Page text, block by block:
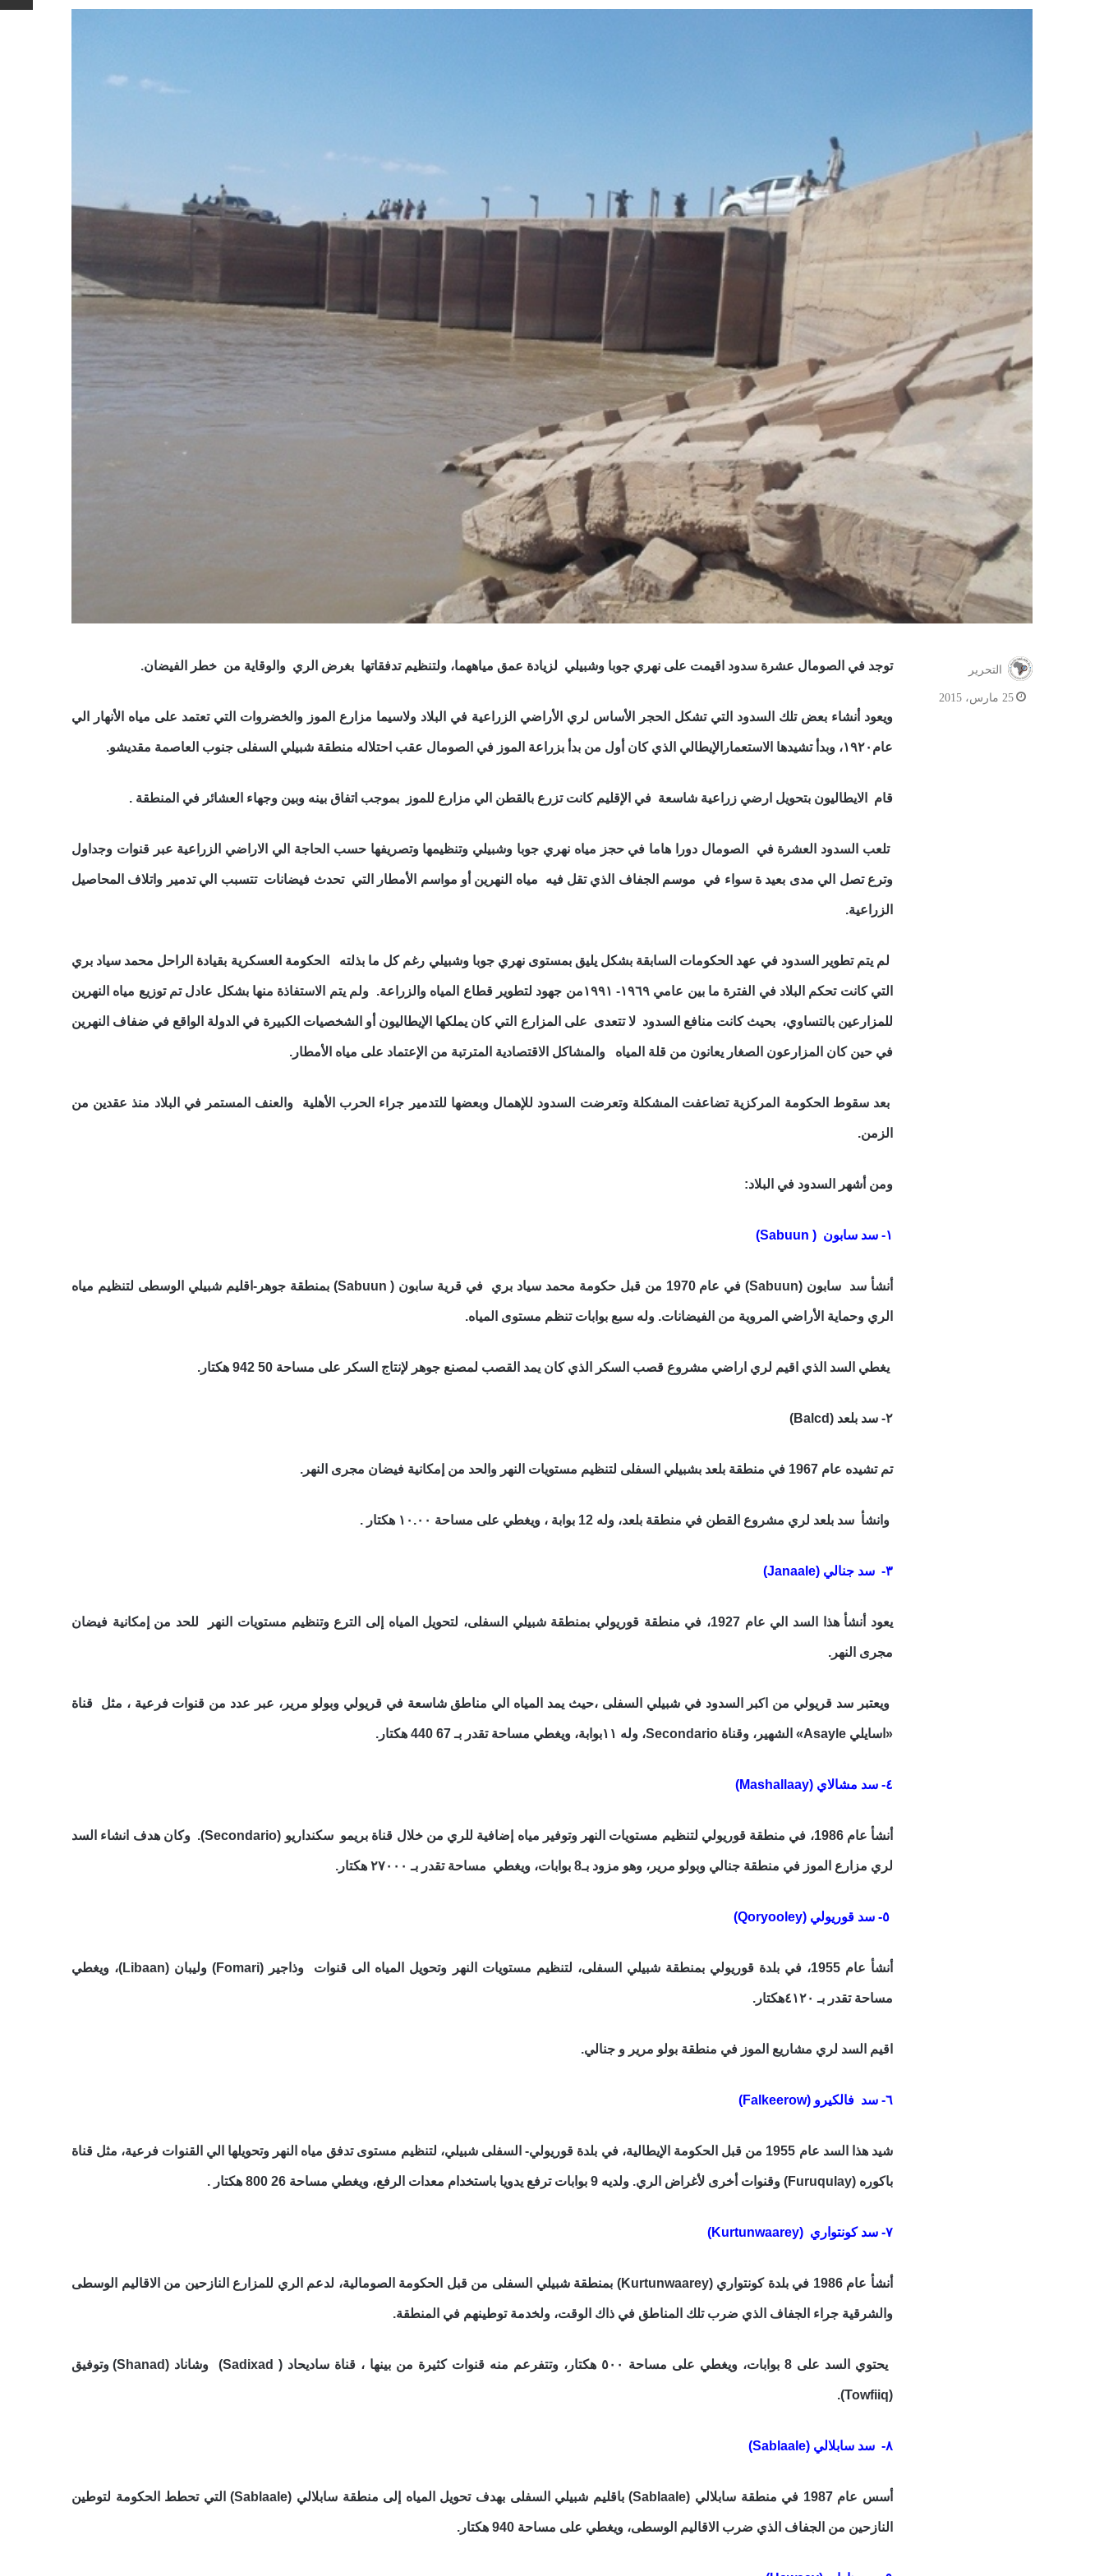
توجد في الصومال عشرة سدود اقيمت على نهري جوبا وشبيلي لزيادة عمق مياههما، ولتنظيم تدفقاتها بغرض الري والوقاية من خطر الفيضان.
ويعود أنشاء بعض تلك السدود التي تشكل الحجر الأساس لري الأراضي الزراعية في البلاد ولاسيما مزارع الموز والخضروات التي تعتمد على مياه الأنهار الي
عام١٩٢٠، وبدأ تشيدها الاستعمارالإيطالي الذي كان أول من بدأ بزراعة الموز في الصومال عقب احتلاله منطقة شبيلي السفلى جنوب العاصمة مقديشو.
قام الايطاليون بتحويل ارضي زراعية شاسعة في الإقليم كانت تزرع بالقطن الي مزارع للموز بموجب اتفاق بينه وبين وجهاء العشائر في المنطقة .
تلعب السدود العشرة في الصومال دورا هاما في حجز مياه نهري جوبا وشبيلي وتنظيمها وتصريفها حسب الحاجة الي الاراضي الزراعية عبر قنوات وجداول
وترع تصل الي مدى بعيد ة سواء في موسم الجفاف الذي تقل فيه مياه النهرين أو مواسم الأمطار التي تحدث فيضانات تتسبب الي تدمير واتلاف المحاصيل
الزراعية.
لم يتم تطوير السدود في عهد الحكومات السابقة بشكل يليق بمستوى نهري جوبا وشبيلي رغم كل ما بذلته الحكومة العسكرية بقيادة الراحل محمد سياد بري
التي كانت تحكم البلاد في الفترة ما بين عامي ١٩٦٩- ١٩٩١من جهود لتطوير قطاع المياه والزراعة. ولم يتم الاستفاذة منها بشكل عادل تم توزيع مياه النهرين
للمزارعين بالتساوي، بحيث كانت منافع السدود لا تتعدى على المزارع التي كان يملكها الإيطاليون أو الشخصيات الكبيرة في الدولة الواقع في ضفاف النهرين
في حين كان المزارعون الصغار يعانون من قلة المياه والمشاكل الاقتصادية المترتبة من الإعتماد على مياه الأمطار.
بعد سقوط الحكومة المركزية تضاعفت المشكلة وتعرضت السدود للإهمال وبعضها للتدمير جراء الحرب الأهلية والعنف المستمر في البلاد منذ عقدين من
الزمن.
ومن أشهر السدود في البلاد:
١- سد سابون ( Sabuun)
أنشأ سد سابون (Sabuun) في عام 1970 من قبل حكومة محمد سياد بري في قرية سابون ( Sabuun) بمنطقة جوهر-اقليم شبيلي الوسطى لتنظيم مياه
الري وحماية الأراضي المروية من الفيضانات. وله سبع بوابات تنظم مستوى المياه.
يغطي السد الذي اقيم لري اراضي مشروع قصب السكر الذي كان يمد القصب لمصنع جوهر لإنتاج السكر على مساحة 50 942 هكتار.
٢- سد بلعد (Balcd)
تم تشيده عام 1967 في منطقة بلعد بشبيلي السفلى لتنظيم مستويات النهر والحد من إمكانية فيضان مجرى النهر.
وانشأ سد بلعد لري مشروع القطن في منطقة بلعد، وله 12 بوابة ، ويغطي على مساحة ١٠.٠٠ هكتار .
٣- سد جنالي (Janaale)
يعود أنشأ هذا السد الي عام 1927، في منطقة قوريولي بمنطقة شبيلي السفلى، لتحويل المياه إلى الترع وتنظيم مستويات النهر للحد من إمكانية فيضان
مجرى النهر.
ويعتبر سد قريولي من اكبر السدود في شبيلي السفلى ،حيث يمد المياه الي مناطق شاسعة في قريولي وبولو مرير، عبر عدد من قنوات فرعية ، مثل قناة
«اسايلي Asayle» الشهير، وقناة Secondario، وله ١١بوابة، ويغطي مساحة تقدر بـ 67 440 هكتار.
٤- سد مشالاي (Mashallaay)
أنشأ عام 1986، في منطقة قوريولي لتنظيم مستويات النهر وتوفير مياه إضافية للري من خلال قناة بريمو سكنداريو (Secondario). وكان هدف انشاء السد
لري مزارع الموز في منطقة جنالي وبولو مرير، وهو مزود بـ8 بوابات، ويغطي مساحة تقدر بـ ٢٧٠٠٠ هكتار.
أنشأ عام 1955، في بلدة قوريولي بمنطقة شبيلي السفلى، لتنظيم مستويات النهر وتحويل المياه الى قنوات وذاجير (Fomari) وليبان (Libaan)، ويغطي
مساحة تقدر بـ ٤١٢٠هكتار.
اقيم السد لري مشاريع الموز في منطقة بولو مرير و جنالي.
٦- سد فالكيرو (Falkeerow)
شيد هذا السد عام 1955 من قبل الحكومة الإيطالية، في بلدة قوريولي- السفلى شبيلي، لتنظيم مستوى تدفق مياه النهر وتحويلها الي القنوات فرعية، مثل قناة
باكوره (Furuqulay) وقنوات أخرى لأغراض الري. ولديه 9 بوابات ترفع يدويا باستخدام معدات الرفع، ويغطي مساحة 26 800 هكتار .
٧- سد كونتواري (Kurtunwaarey)
أنشأ عام 1986 في بلدة كونتواري (Kurtunwaarey) بمنطقة شبيلي السفلى من قبل الحكومة الصومالية، لدعم الري للمزارع النازحين من الاقاليم الوسطى
والشرقية جراء الجفاف الذي ضرب تلك المناطق في ذاك الوقت، ولخدمة توطينهم في المنطقة.
يحتوي السد على 8 بوابات، ويغطي على مساحة ٥٠٠ هكتار، وتتفرعم منه قنوات كثيرة من بينها ، قناة ساديحاد ( Sadixad) وشاناد (Shanad) وتوفيق
(Towfiiq).
٨- سد سابلالي (Sablaale)
أسس عام 1987 في منطقة سابلالي (Sablaale) باقليم شبيلي السفلى بهدف تحويل المياه إلى منطقة سابلالي (Sablaale) التي تحطط الحكومة لتوطين
النازحين من الجفاف الذي ضرب الاقاليم الوسطى، ويغطي على مساحة 940 هكتار.
التحرير
25 مارس، 2015